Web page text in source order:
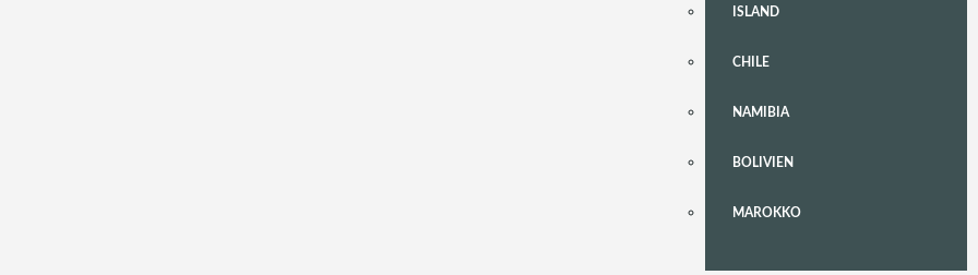
ISLAND
CHILE
NAMIBIA
BOLIVIEN
MAROKKO